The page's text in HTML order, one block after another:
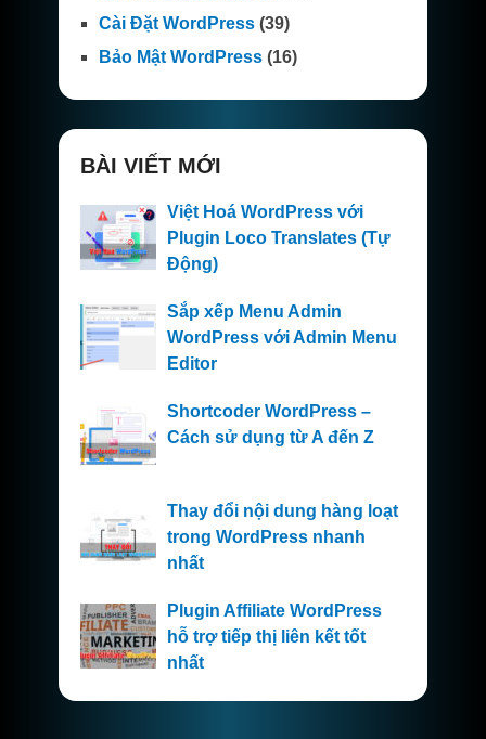
Cài Đặt WordPress(39)
Bảo Mật WordPress(16)
BÀI VIẾT MỚI
Việt Hoá WordPress với
Plugin Loco Translates (Tự
Động)
Sắp xếp Menu Admin
WordPress với Admin Menu
Editor
Shortcoder WordPress –
Cách sử dụng từ A đến Z
Thay đổi nội dung hàng loạt
trong WordPress nhanh
nhất
Plugin Affiliate WordPress
hỗ trợ tiếp thị liên kết tốt
nhất